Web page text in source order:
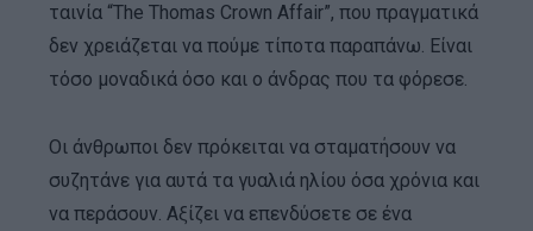
ταινία “The Thomas Crown Affair”, που πραγματικά
δεν χρειάζεται να πούμε τίποτα παραπάνω. Είναι
τόσο μοναδικά όσο και ο άνδρας που τα φόρεσε.
Οι άνθρωποι δεν πρόκειται να σταματήσουν να
συζητάνε για αυτά τα γυαλιά ηλίου όσα χρόνια και
να περάσουν. Αξίζει να επενδύσετε σε ένα